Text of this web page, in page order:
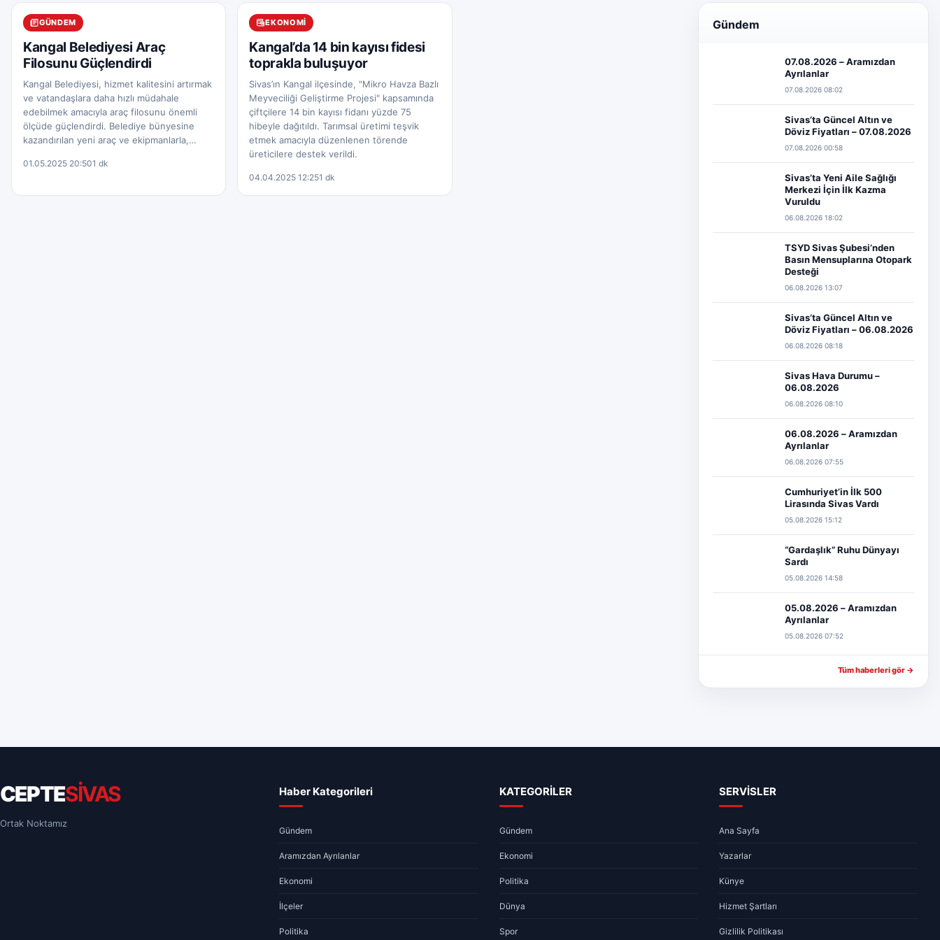
GÜNDEM
Kangal Belediyesi Araç
Filosunu Güçlendirdi
Kangal Belediyesi, hizmet kalitesini artırmak
ve vatandaşlara daha hızlı müdahale
edebilmek amacıyla araç filosunu önemli
ölçüde güçlendirdi. Belediye bünyesine
kazandırılan yeni araç ve ekipmanlarla,…
01.05.2025 20:501 dk
EKONOMI
Kangal’da 14 bin kayısı fidesi
toprakla buluşuyor
Sivas’ın Kangal ilçesinde, "Mikro Havza Bazlı
Meyveciliği Geliştirme Projesi" kapsamında
çiftçilere 14 bin kayısı fidanı yüzde 75
hibeyle dağıtıldı. Tarımsal üretimi teşvik
etmek amacıyla düzenlenen törende
üreticilere destek verildi.
04.04.2025 12:251 dk
Gündem
07.08.2026 – Aramızdan
Ayrılanlar
07.08.2026 08:02
Sivas’ta Güncel Altın ve
Döviz Fiyatları – 07.08.2026
07.08.2026 00:58
Sivas’ta Yeni Aile Sağlığı
Merkezi İçin İlk Kazma
Vuruldu
06.08.2026 18:02
TSYD Sivas Şubesi’nden
Basın Mensuplarına Otopark
Desteği
06.08.2026 13:07
Sivas’ta Güncel Altın ve
Döviz Fiyatları – 06.08.2026
06.08.2026 08:18
Sivas Hava Durumu –
06.08.2026
06.08.2026 08:10
06.08.2026 – Aramızdan
Ayrılanlar
06.08.2026 07:55
Cumhuriyet’in İlk 500
Lirasında Sivas Vardı
05.08.2026 15:12
“Gardaşlık” Ruhu Dünyayı
Sardı
05.08.2026 14:58
05.08.2026 – Aramızdan
Ayrılanlar
05.08.2026 07:52
Tüm haberleri gör →
CEPTESİVAS
Ortak Noktamız
Haber Kategorileri
Gündem
Aramızdan Ayrılanlar
Ekonomi
İlçeler
Politika
KATEGORİLER
Gündem
Ekonomi
Politika
Dünya
Spor
SERVİSLER
Ana Sayfa
Yazarlar
Künye
Hizmet Şartları
Gizlilik Politikası